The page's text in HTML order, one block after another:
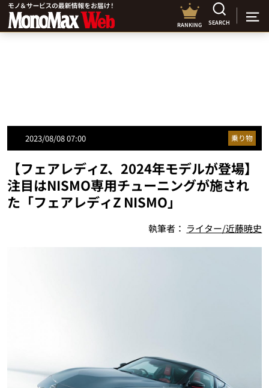
RANKING SEARCH
2023/08/08 07:00 乗り物
【フェアレディZ、2024年モデルが登場】
注目はNISMO専用チューニングが施され
た「フェアレディZ NISMO」
執筆者： ライター/近藤暁史